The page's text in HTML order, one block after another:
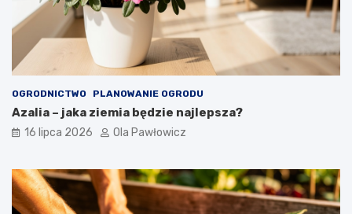
OGRODNICTWO PLANOWANIE OGRODU
Azalia – jaka ziemia będzie najlepsza?
16 lipca 2026 Ola Pawłowicz